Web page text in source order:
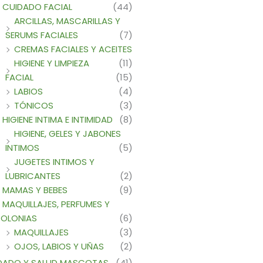
CUIDADO FACIAL
(44)
ARCILLAS, MASCARILLAS Y
SERUMS FACIALES
(7)
CREMAS FACIALES Y ACEITES
(11)
HIGIENE Y LIMPIEZA
FACIAL
(15)
LABIOS
(4)
TÓNICOS
(3)
HIGIENE INTIMA E INTIMIDAD
(8)
HIGIENE, GELES Y JABONES
INTIMOS
(5)
JUGETES INTIMOS Y
LUBRICANTES
(2)
MAMAS Y BEBES
(9)
MAQUILLAJES, PERFUMES Y
(6)
MAQUILLAJES
(3)
OJOS, LABIOS Y UÑAS
(2)